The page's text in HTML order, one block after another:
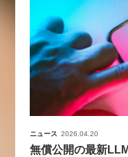
ニュース 2026.04.20
無償公開の最新